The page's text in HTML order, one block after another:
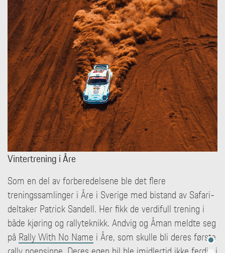
Vintertrening i Åre
Som en del av forberedelsene ble det flere
treningssamlinger i Åre i Sverige med bistand av Safari-
deltaker Patrick Sandell. Her fikk de verdifull trening i
både kjøring og rallyteknikk. Andvig og Åman meldte seg
på Rally With No Name i Åre, som skulle bli deres første